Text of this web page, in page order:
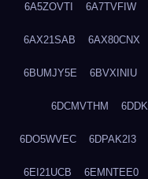
6A5ZOVTI 6A7TVFIW
6AX21SAB 6AX80CNX
6BUMJY5E 6BVXINIU
6DCMVTHM
6DO5WVEC 6DPAK2I3
6EI21UCB 6EMNTEE0